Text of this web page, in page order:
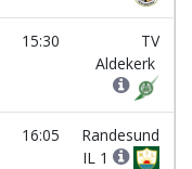
15:30
TV
Aldekerk
16:05
Randesund
IL 1